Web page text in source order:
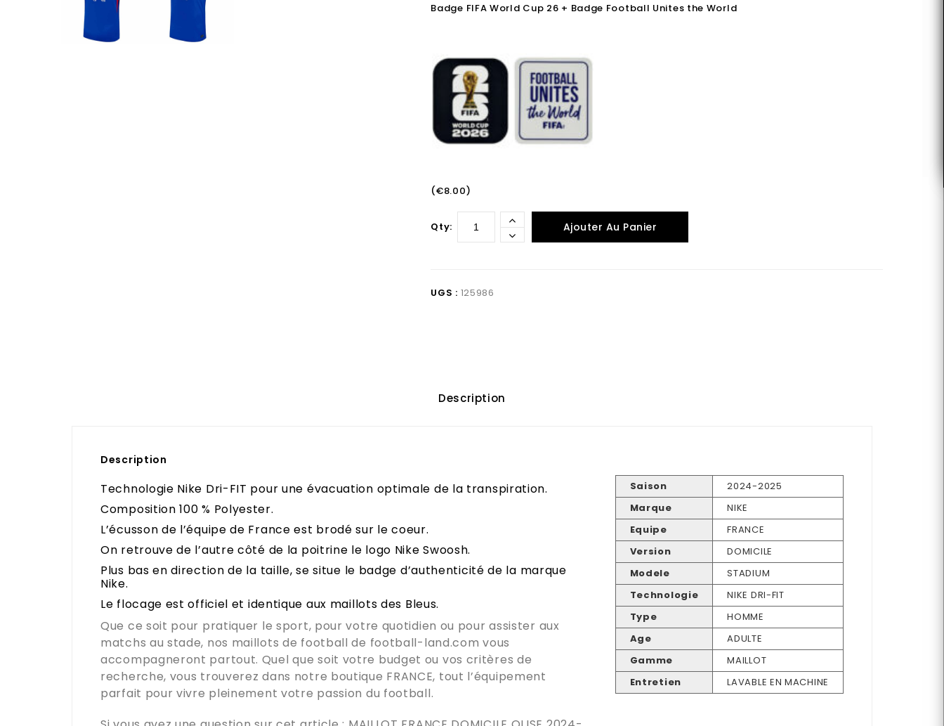
Badge FIFA World Cup 26 + Badge Football Unites the World
(€8.00)
Qty: Ajouter Au Panier
UGS : 125986
Description
Description
Technologie Nike Dri-FIT pour une évacuation optimale de la transpiration.
Composition 100 % Polyester.
L’écusson de l’équipe de France est brodé sur le coeur.
On retrouve de l’autre côté de la poitrine le logo Nike Swoosh.
Plus bas en direction de la taille, se situe le badge d’authenticité de la marque
Nike.
Le flocage est officiel et identique aux maillots des Bleus.
Que ce soit pour pratiquer le sport, pour votre quotidien ou pour assister aux
matchs au stade, nos maillots de football de football-land.com vous
accompagneront partout. Quel que soit votre budget ou vos critères de
recherche, vous trouverez dans notre boutique FRANCE, tout l’équipement
parfait pour vivre pleinement votre passion du football.
Saison
2024-2025
Marque
NIKE
Equipe
FRANCE
Version
DOMICILE
Modele
STADIUM
Technologie
NIKE DRI-FIT
Type
HOMME
Age
ADULTE
Gamme
MAILLOT
Entretien
LAVABLE EN MACHINE